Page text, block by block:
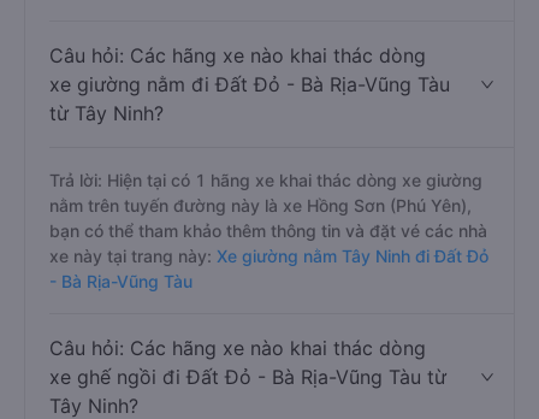
Câu hỏi: Các hãng xe nào khai thác dòng
xe giường nằm đi Đất Đỏ - Bà Rịa-Vũng Tàu
từ Tây Ninh?
Trả lời: Hiện tại có 1 hãng xe khai thác dòng xe giường
nằm trên tuyến đường này là xe Hồng Sơn (Phú Yên),
bạn có thể tham khảo thêm thông tin và đặt vé các nhà
xe này tại trang này: Xe giường nằm Tây Ninh đi Đất Đỏ
- Bà Rịa-Vũng Tàu
Câu hỏi: Các hãng xe nào khai thác dòng
xe ghế ngồi đi Đất Đỏ - Bà Rịa-Vũng Tàu từ
Tây Ninh?